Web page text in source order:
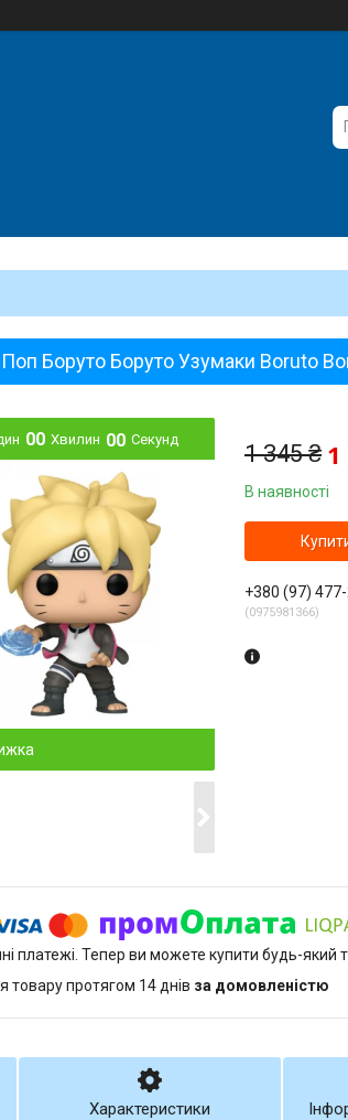
Боруто Боруто Узумаки Boruto
00 Хвилин 00 Секунд
1 345 ₴ 1
В наявності
+380 (97)
0975981366
платежі. Тепер ви можете купити будь-
товару протягом 14 днів за домовленістю
Характеристики